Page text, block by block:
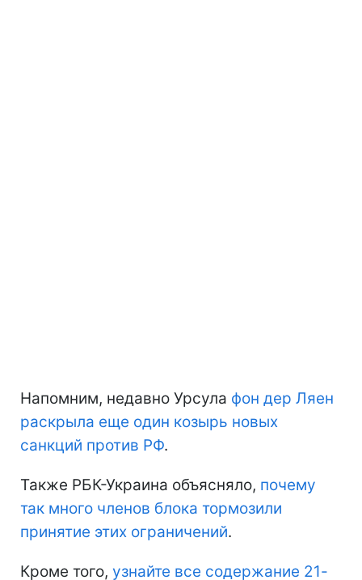
Напомним, недавно Урсула фон дер Ляен
раскрыла еще один козырь новых
санкций против РФ.
Также РБК-Украина объясняло, почему
так много членов блока тормозили
принятие этих ограничений.
Кроме того, узнайте все содержание 21-